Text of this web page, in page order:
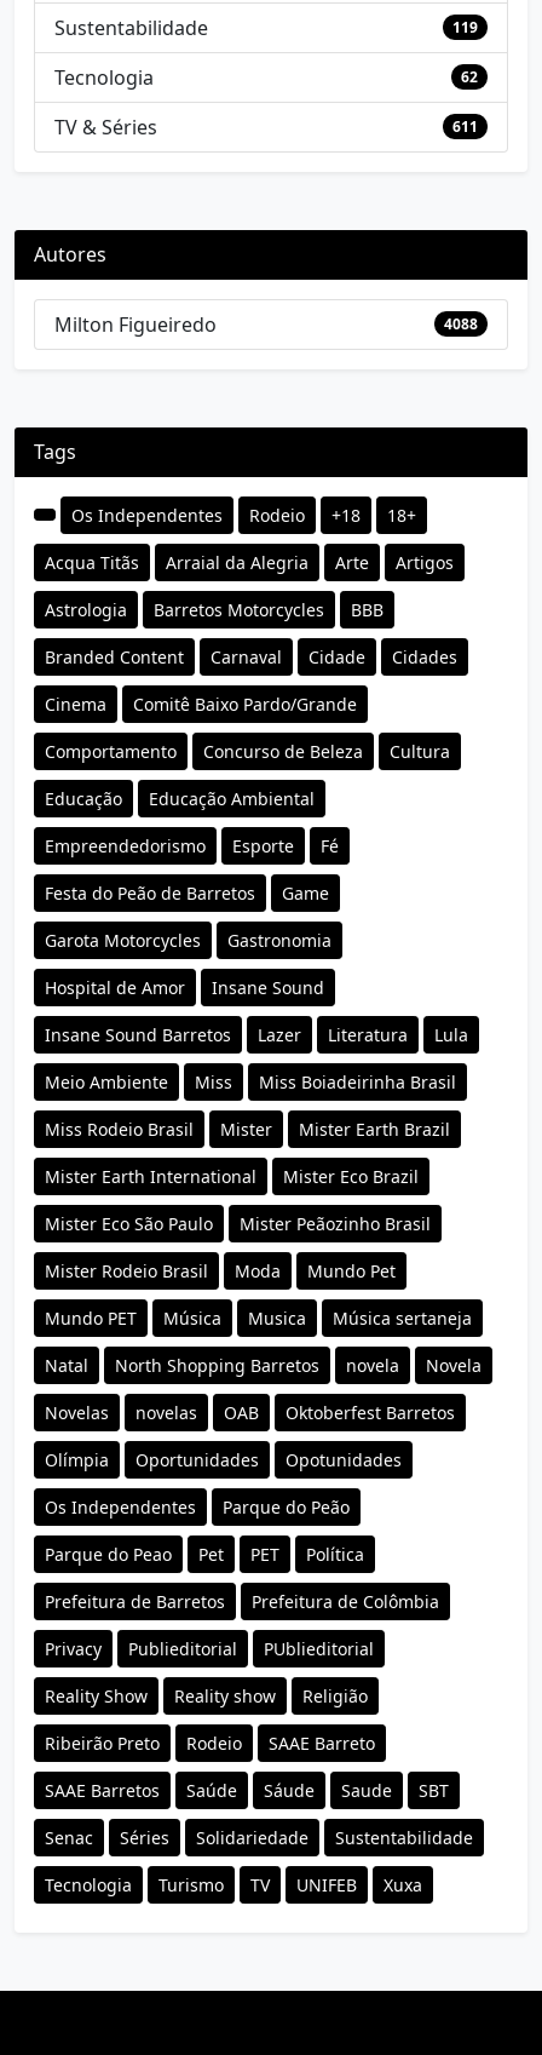
Sustentabilidade 119
Tecnologia 62
TV & Séries 611
Autores
Milton Figueiredo 4088
Tags
Os Independentes Rodeio +18 18+
Acqua Titãs Arraial da Alegria Arte Artigos
Astrologia Barretos Motorcycles BBB
Branded Content Carnaval Cidade Cidades
Cinema Comitê Baixo Pardo/Grande
Comportamento Concurso de Beleza Cultura
Educação Educação Ambiental
Empreendedorismo Esporte Fé
Festa do Peão de Barretos Game
Garota Motorcycles Gastronomia
Hospital de Amor Insane Sound
Insane Sound Barretos Lazer Literatura Lula
Meio Ambiente Miss Miss Boiadeirinha Brasil
Miss Rodeio Brasil Mister Mister Earth Brazil
Mister Earth International Mister Eco Brazil
Mister Eco São Paulo Mister Peãozinho Brasil
Mister Rodeio Brasil Moda Mundo Pet
Mundo PET Música Musica Música sertaneja
Natal North Shopping Barretos novela Novela
Novelas novelas OAB Oktoberfest Barretos
Olímpia Oportunidades Opotunidades
Os Independentes Parque do Peão
Parque do Peao Pet PET Política
Prefeitura de Barretos Prefeitura de Colômbia
Privacy Publieditorial PUblieditorial
Reality Show Reality show Religião
Ribeirão Preto Rodeio SAAE Barreto
SAAE Barretos Saúde Sáude Saude SBT
Senac Séries Solidariedade Sustentabilidade
Tecnologia Turismo TV UNIFEB Xuxa